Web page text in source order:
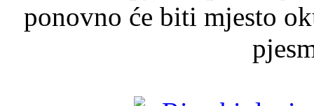
ponovno će biti mjesto